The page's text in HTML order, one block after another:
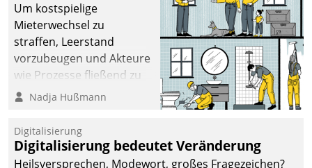
Um kostspielige
Mieterwechsel zu
straffen, Leerstand
vorzubeugen und Akteure
wie Prozesse fließend zu
vernetzen, nutzt die
Jahresbeginn eine
Überblick, Einsicht und
Eingriff bietende Lösung.
Nadja Hußmann
Digitalisierung
Digitalisierung bedeutet Veränderung
Heilsversprechen, Modewort, großes Fragezeichen?